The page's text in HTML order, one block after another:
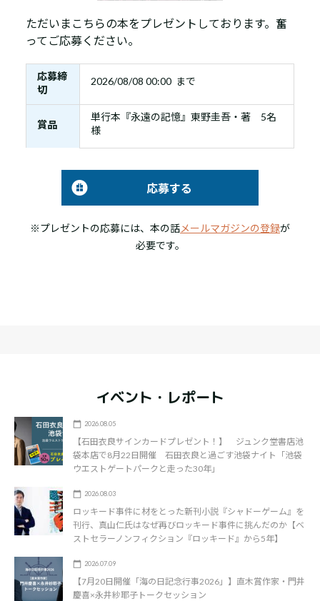
ただいまこちらの本をプレゼントしております。奮
ってご応募ください。
応募締
切
2026/08/08 00:00 まで
賞品
単行本『永遠の記憶』東野圭吾・著 5名
様
応募する
※プレゼントの応募には、本の話メールマガジンの登録が
必要です。
イベント・レポート
2026.08.05
【石田衣良サインカードプレゼント！】 ジュンク堂書店池
袋本店で8月22日開催 石田衣良と過ごす池袋ナイト「池袋
ウエストゲートパークと走った30年」
2026.08.03
ロッキード事件に材をとった新刊小説『シャドーゲーム』を
刊行、真山仁氏はなぜ再びロッキード事件に挑んだのか【ベ
ストセラーノンフィクション『ロッキード』から5年】
2026.07.09
【7月20日開催「海の日記念行事2026」】直木賞作家・門井
慶喜×永井紗耶子トークセッション